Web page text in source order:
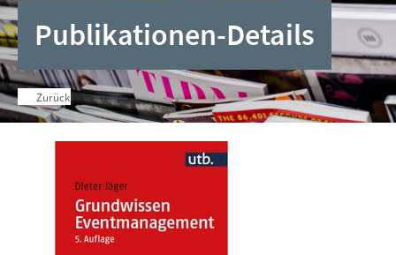
Publikationen-Details
Zurück